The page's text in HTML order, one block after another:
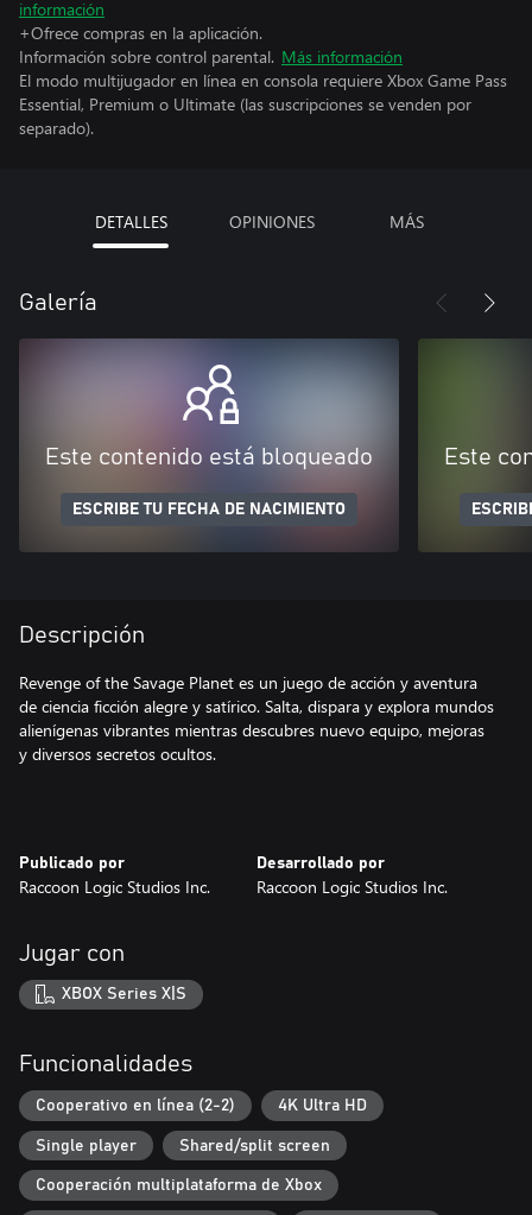
información
+Ofrece compras en la aplicación.
Información sobre control parental. Más información
El modo multijugador en línea en consola requiere Xbox Game Pass
Essential, Premium o Ultimate (las suscripciones se venden por
separado).
DETALLES OPINIONES MÁS
Galería
Este contenido está bloqueado
ESCRIBE TU FECHA DE NACIMIENTO
Este
Descripción
Revenge of the Savage Planet es un juego de acción y aventura
de ciencia ficción alegre y satírico. Salta, dispara y explora mundos
alienígenas vibrantes mientras descubres nuevo equipo, mejoras
y diversos secretos ocultos.
Publicado por
Raccoon Logic Studios Inc.
Desarrollado por
Raccoon Logic Studios Inc.
Jugar con
XBOX Series X|S
Funcionalidades
Cooperativo en línea (2-2) 4K Ultra HD
Single player Shared/split screen
Cooperación multiplataforma de Xbox